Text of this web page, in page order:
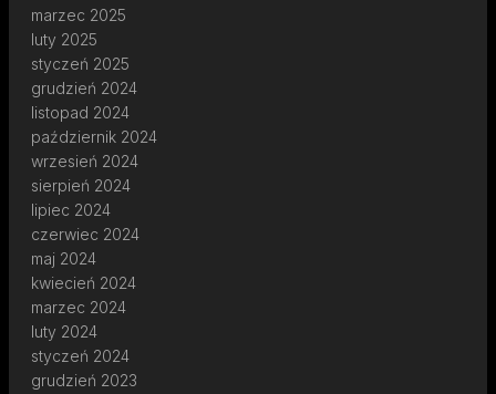
marzec 2025
luty 2025
styczeń 2025
grudzień 2024
listopad 2024
październik 2024
wrzesień 2024
sierpień 2024
lipiec 2024
czerwiec 2024
maj 2024
kwiecień 2024
marzec 2024
luty 2024
styczeń 2024
grudzień 2023